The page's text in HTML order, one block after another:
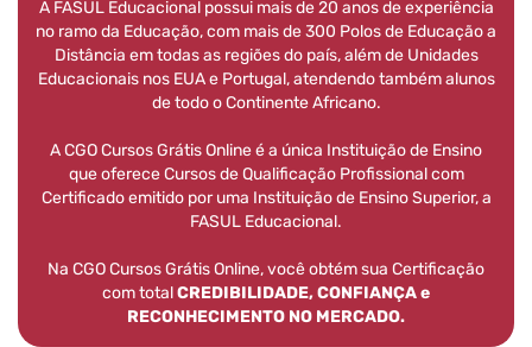
A FASUL Educacional possui mais de 20 anos de experiência
no ramo da Educação, com mais de 300 Polos de Educação a
Distância em todas as regiões do país, além de Unidades
Educacionais nos EUA e Portugal, atendendo também alunos
de todo o Continente Africano.
A CGO Cursos Grátis Online é a única Instituição de Ensino
que oferece Cursos de Qualificação Profissional com
Certificado emitido por uma Instituição de Ensino Superior, a
FASUL Educacional.
Na CGO Cursos Grátis Online, você obtém sua Certificação
com totalCREDIBILIDADE, CONFIANÇA e
RECONHECIMENTO NO MERCADO.